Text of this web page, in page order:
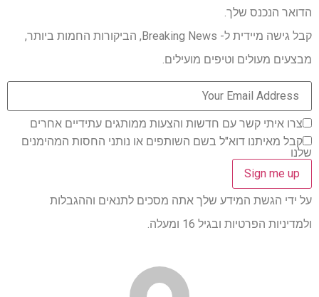
הדואר הנכנס שלך.
קבל גישה מיידית ל- Breaking News, הביקורות החמות ביותר,
מבצעים מעולים וטיפים מועילים.
צרו איתי קשר עם חדשות והצעות ממותגים עתידיים אחרים
קבל מאיתנו דוא"ל בשם השותפים או נותני החסות המהימנים
שלנו
על ידי הגשת המידע שלך אתה מסכים לתנאים וההגבלות
ולמדיניות הפרטיות ובגיל 16 ומעלה.